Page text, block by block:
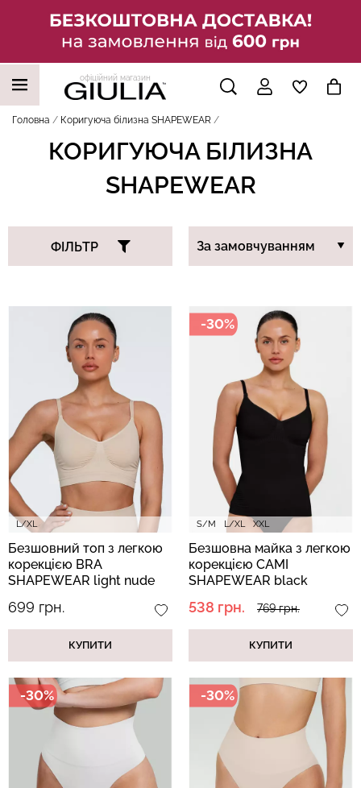
офіційний магазин
Головна Коригуюча білизна SHAPEWEAR
КОРИГУЮЧА БІЛИЗНА
SHAPEWEAR
ФІЛЬТР
L/XL
Безшовний топ з легкою
корекцією BRA
SHAPEWEAR light nude
699 грн.
КУПИТИ
S/M L/XL XXL
-30%
Безшовна майка з легкою
корекцією CAMI
SHAPEWEAR black
538 грн. 769 грн.
КУПИТИ
-30% -30%
НАШІ ТРЕНДОВІ ТОВАРИ
Безшовні легінси з
мікрофібри LEGGINGS 02
(чорний) Giulia
552 грн. 789 грн.
Безшовні бразиліана з
легкою корекцією
BRASILIAN SHAPEWEAR
black (чорний) Giulia
258 грн.369 грн.